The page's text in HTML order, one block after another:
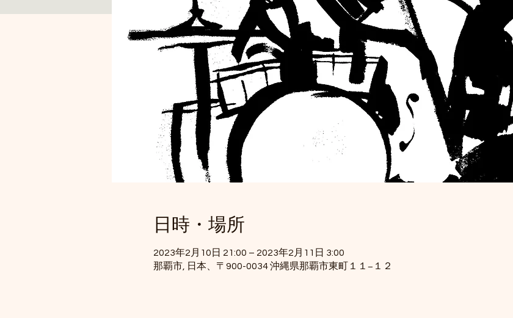
日時・場所
2023年2月10日 21:00 – 2023年2月11日 3:00
那覇市, 日本、〒900-0034 沖縄県那覇市東町１１−１２